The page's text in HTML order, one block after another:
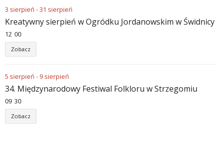
3 sierpień -31 sierpień
Kreatywny sierpień w Ogródku Jordanowskim w Świdnicy
12 00
Zobacz
5 sierpień - 9 sierpień
34. Międzynarodowy Festiwal Folkloru w Strzegomiu
09 30
Zobacz